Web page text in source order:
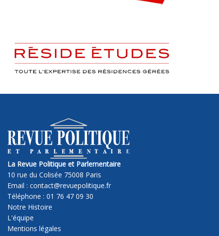
La Revue Politique et Parlementaire
10 rue du Colisée 75008 Paris
Email : contact@revuepolitique.fr
Téléphone : 01 76 47 09 30
Notre Histoire
L'équipe
Mentions légales